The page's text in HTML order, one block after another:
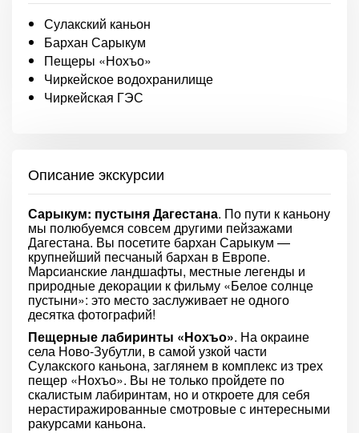
Сулакский каньон
Бархан Сарыкум
Пещеры «Нохъо»
Чиркейское водохранилище
Чиркейская ГЭС
Описание экскурсии
Сарыкум: пустыня Дагестана. По пути к каньону
мы полюбуемся совсем другими пейзажами
Дагестана. Вы посетите бархан Сарыкум —
крупнейший песчаный бархан в Европе.
Марсианские ландшафты, местные легенды и
природные декорации к фильму «Белое солнце
пустыни»: это место заслуживает не одного
десятка фотографий!
Пещерные лабиринты «Нохъо». На окраине
села Ново-Зубутли, в самой узкой части
Сулакского каньона, заглянем в комплекс из трех
пещер «Нохъо». Вы не только пройдете по
скалистым лабиринтам, но и откроете для себя
нерастиражированные смотровые с интересными
ракурсами каньона.